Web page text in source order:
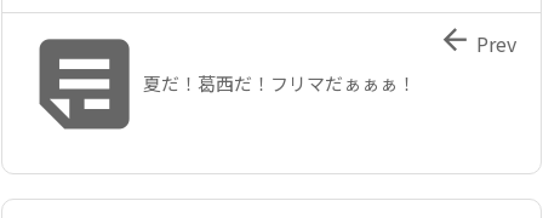
夏だ！葛西だ！フリマだぁぁぁ！
 Prev